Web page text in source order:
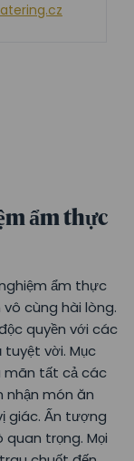
ẩm thực
ẩm thực
cùng hài lòng.
quyền với các
vời. Mục
mãn tất cả các
món ăn
giác. Ấn tượng
trọng. Mọi